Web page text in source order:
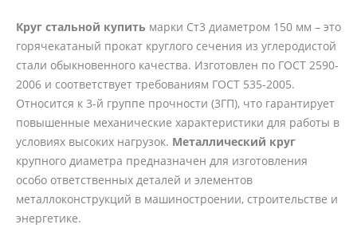
Круг стальной купить марки Ст3 диаметром 150 мм – это
горячекатаный прокат круглого сечения из углеродистой
стали обыкновенного качества. Изготовлен по ГОСТ 2590-
2006 и соответствует требованиям ГОСТ 535-2005.
Относится к 3-й группе прочности (3ГП), что гарантирует
повышенные механические характеристики для работы в
условиях высоких нагрузок. Металлический круг
крупного диаметра предназначен для изготовления
особо ответственных деталей и элементов
металлоконструкций в машиностроении, строительстве и
энергетике.